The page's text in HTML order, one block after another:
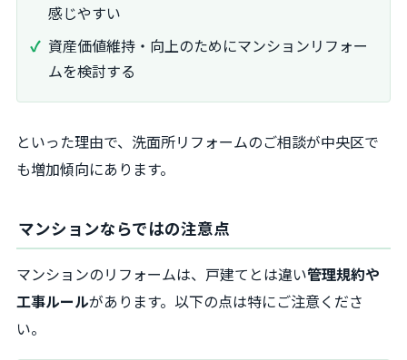
感じやすい
資産価値維持・向上のためにマンションリフォー
ムを検討する
といった理由で、洗面所リフォームのご相談が中央区で
も増加傾向にあります。
マンションならではの注意点
マンションのリフォームは、戸建てとは違い管理規約や
工事ルールがあります。以下の点は特にご注意くださ
い。